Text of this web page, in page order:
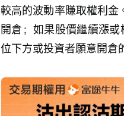
較高的波動率賺取權利
開倉；如果股價繼續漲
位下方或投資者願意開倉